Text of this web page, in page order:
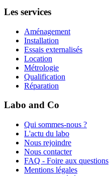
Les services
Aménagement
Installation
Essais externalisés
Location
Métrologie
Qualification
Réparation
Labo and Co
Qui sommes-nous ?
L'actu du labo
Nous rejoindre
Nous contacter
FAQ - Foire aux questions
Mentions légales